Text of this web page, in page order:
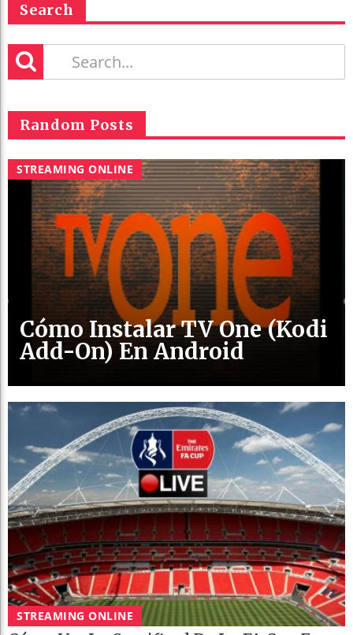
Search
Random Posts
STREAMING ONLINE
Cómo Instalar TV One (Kodi
Add-On) En Android
STREAMING ONLINE